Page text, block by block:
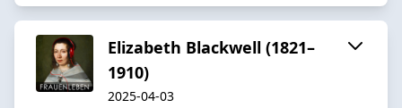
Elizabeth Blackwell (1821–
1910)
2025-04-03